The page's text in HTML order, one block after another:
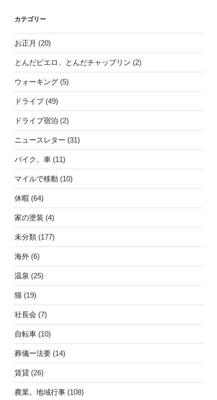
カテゴリー
お正月 (20)
とんだピエロ、とんだチャップリン (2)
ウォーキング (5)
ドライブ (49)
ドライブ宿泊 (2)
ニュースレター (31)
バイク、車 (11)
マイルで移動 (10)
休暇 (64)
家の塗装 (4)
未分類 (177)
海外 (6)
温泉 (25)
猫 (19)
社長会 (7)
自転車 (10)
葬儀ー法要 (14)
賃貸 (26)
農業。地域行事 (108)